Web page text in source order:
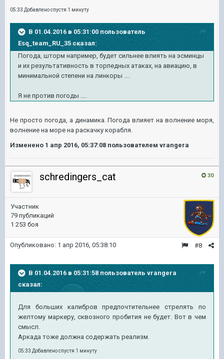
05:33 Добавлено спустя 1 минуту
В 01.04.2016 в 05:31:00 пользователь
Esq_team_RU_35 сказал:
Погода, шторм например, будет сильнее влиять на эсминцы
и их результативность в торпедных атаках, на авиацию, в
минимальной степени на линкоры ....
Я не против погоды ....
Не просто погода, а динамика. Погода влияет на волнение моря,
волнение на море на раскачку корабля.
Изменено 1 апр 2016, 05:37:08 пользователем vrangera
30
schredingers_cat
Участник
79 публикаций
1 253 боя
#8
Опубликовано: 1 апр 2016, 05:38:10
В 01.04.2016 в 05:31:58 пользователь vrangera
сказал:
Для больших калибров предпочтительнее стрелять по
желтому маркеру, сквозного пробития не будет. Вот в чем
смысл.
Аркада тоже должна содержать реализм.
05:33 Добавлено спустя 1 минуту